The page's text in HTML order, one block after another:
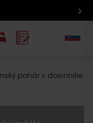
pohár v downhille